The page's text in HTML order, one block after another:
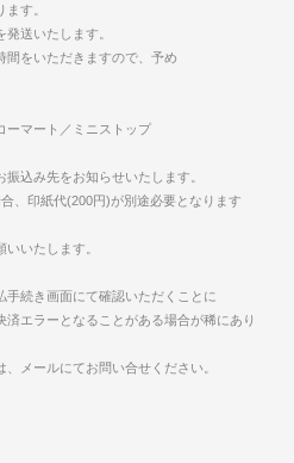
す。
送いたします。
をいただきますので、予め
ーマート／ミニストップ
込み先をお知らせいたします。
、印紙代(200円)が別途必要となります
いたします。
続き画面にて確認いただくことに
エラーとなることがある場合が稀にあり
メールにてお問い合せください。